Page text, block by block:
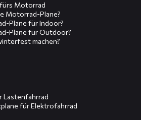
Motorrad
Motorrad-Plane?
Plane für Indoor?
Plane für Outdoor?
machen?
Lastenfahrrad
für Elektrofahrrad